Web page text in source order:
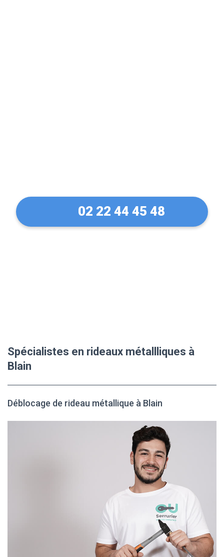
02 22 44 45 48
Spécialistes en rideaux métallliques à
Blain
Déblocage de rideau métallique à Blain